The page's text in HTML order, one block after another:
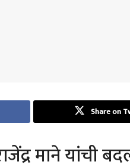
Share on
माने यांची